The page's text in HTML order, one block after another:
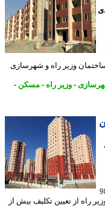
وزیر راه و شهرسازی
- وزیر راه - مسکن-
از تعیین تکلیف بیش از